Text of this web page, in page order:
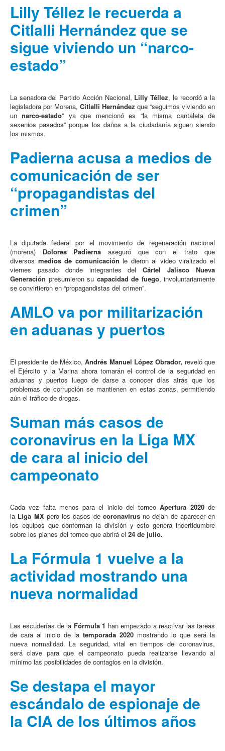
Lilly Téllez le recuerda a
Citlalli Hernández que se
sigue viviendo un “narco-
estado”
La senadora del Partido Acción Nacional, Lilly Téllez, le recordó a la
legisladora por Morena, Citlalli Hernández que “seguimos viviendo en
unnarco-estado” ya que mencionó es “la misma cantaleta de
sexenios pasados” porque los daños a la ciudadanía siguen siendo
los mismos.
Padierna acusa a medios de
comunicación de ser
“propagandistas del
crimen”
La diputada federal por el movimiento de regeneración nacional
(morena) Dolores Padierna aseguró que con el trato que
diversos medios de comunicación le dieron al video viralizado el
viernes pasado donde integrantes delCártel Jalisco Nueva
Generación presumieron su capacidad de fuego, involuntariamente
se convirtieron en “propagandistas del crimen”.
AMLO va por militarización
en aduanas y puertos
El presidente de México,Andrés Manuel López Obrador, reveló que
el Ejército y la Marina ahora tomarán el control de la seguridad en
aduanas y puertos luego de darse a conocer días atrás que los
problemas de corrupción se mantienen en estas zonas, permitiendo
aún el tráfico de drogas.
Suman más casos de
coronavirus en la Liga MX
de cara al inicio del
campeonato
Cada vez falta menos para el inicio del torneoApertura 2020de
la Liga MX pero los casos de coronavirusno dejan de aparecer en
los equipos que conforman la división y esto genera incertidumbre
sobre los planes del torneo que abrirá el 24 de julio.
La Fórmula 1 vuelve a la
actividad mostrando una
nueva normalidad
Las escuderías de la Fórmula 1 han empezado a reactivar las tareas
de cara al inicio de la temporada 2020 mostrando lo que será la
nueva normalidad. La seguridad, vital en tiempos del coronavirus,
será clave para que el campeonato pueda realizarse llevando al
mínimo las posibilidades de contagios en la división.
Se destapa el mayor
escándalo de espionaje de
la CIA de los últimos años